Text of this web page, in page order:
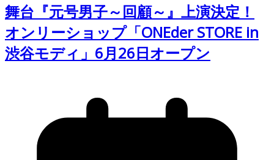
舞台『元号男子～回顧～』上演決定！
オンリーショップ「ONEder STORE in
渋谷モディ」6月26日オープン